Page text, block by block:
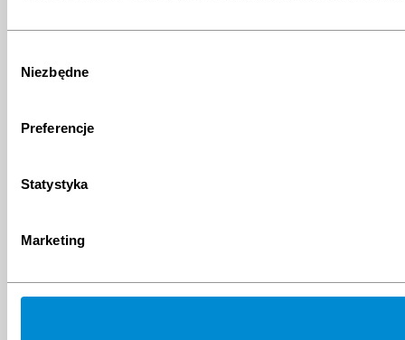
zgody
Niezbędne
Preferencje
Statystyka
Marketing